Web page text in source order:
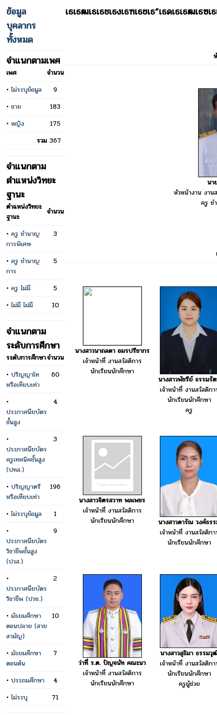
ข้อมูล
บุคลากร
ทั้งหมด
จำแนกตามเพศ
เพศ
จำนวน
•ไม่ระบุข้อมูล
9
• ชาย
183
• หญิง
175
รวม 367
จำแนกตาม
ตำแหน่งวิทยะ
ฐานะ
ตำแหน่งวิทยะ
ฐานะ
จำนวน
• ครู ชำนาญ
การพิเศษ
3
• ครู ชำนาญ
การ
5
• ครู ไม่มี
5
•ไม่มี ไม่มี 10
จำแนกตาม
ระดับการศึกษา
ระดับการศึกษาจำนวน
• ปริญญาโท
หรือเทียบเท่า
60
•
ประกาศนียบัตร
ชั้นสูง
4
•
ประกาศนียบัตร
ครูเทคนิคชั้นสูง
(ปทส.)
3
• ปริญญาตรี
หรือเทียบเท่า
196
•ไม่ระบุข้อมูล
1
•
ประกาศนียบัตร
วิชาชีพชั้นสูง
(ปวส.)
9
•
ประกาศนียบัตร
วิชาชีพ (ปวช.)
2
• มัธยมศึกษา
ตอนปลาย (สาย
สามัญ)
10
• มัธยมศึกษา
ตอนต้น
7
• ประถมศึกษา
4
•ไม่ระบุ 71
เธเธฒเธเธชเธงเธฑเธชเธ”เธดเธเธฒเธฃเ
นา
หัวหน้างาน งาน
ครู ช
นางสาวนาถลดา อมรปรีชากร
เจ้าหน้าที่ งานสวัสดิการ
นักเรียนนักศึกษา
นางสาวพัชรีย์ ธรรมรั
เจ้าหน้าที่ งานสวัสดิกา
นักเรียนนักศึกษา
ครู
นางสาวจิตรสวาท พลเพชร
เจ้าหน้าที่ งานสวัสดิการ
นักเรียนนักศึกษา
นางสาวดารัณ วงศ์ธร
เจ้าหน้าที่ งานสวัสดิกา
นักเรียนนักศึกษา
ว่าที่ ร.ต. ปัญจนัท คณะนา
เจ้าหน้าที่ งานสวัสดิการ
นักเรียนนักศึกษา
นางสาวสุธิมา ธรรมวุ
เจ้าหน้าที่ งานสวัสดิกา
นักเรียนนักศึกษา
ครูผู้ช่วย